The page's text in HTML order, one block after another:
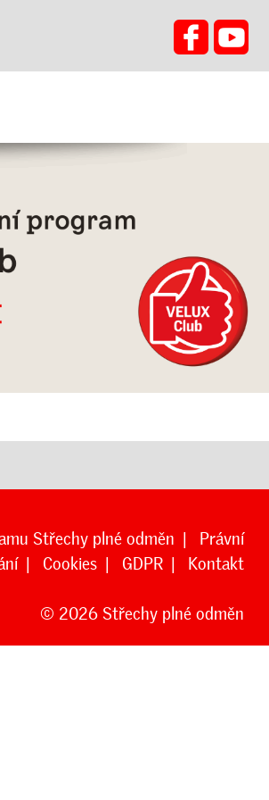
Střechy plné odměn | Právní
| Cookies| GDPR| Kontakt
© 2026 Střechy plné odměn